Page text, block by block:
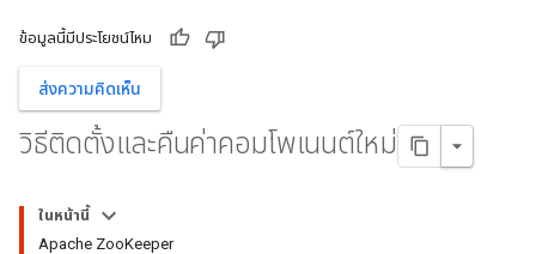
ข้อมูลนี้มีประโยชน์ไหม
ส่งความคิดเห็น
วิธีติดตั้งและคืนค่าคอมโพเนนต์ใหม่
ในหน้านี้
Apache ZooKeeper